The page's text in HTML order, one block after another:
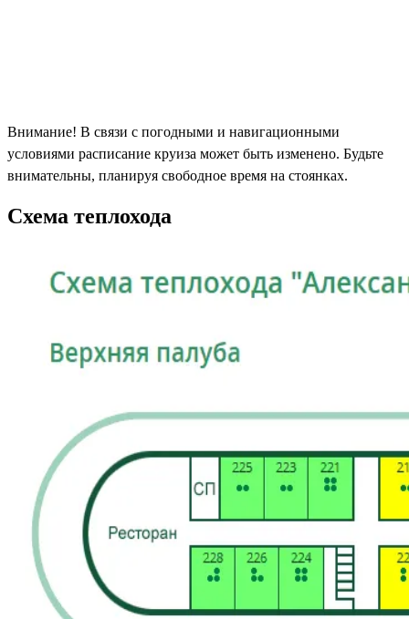
Внимание! В связи с погодными и навигационными
условиями расписание круиза может быть изменено. Будьте
внимательны, планируя свободное время на стоянках.
Схема теплохода